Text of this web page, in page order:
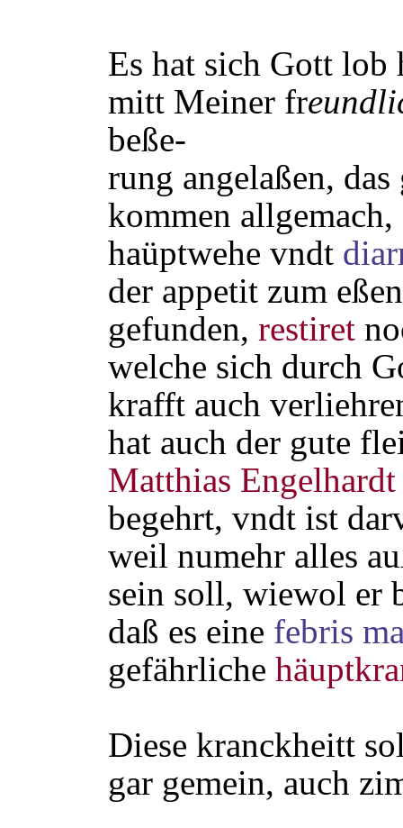
Es hat sich Gott lob
mitt Meiner fr
beße-
rung angelaßen,
kommen
haüptwehe vndt
der appetit zum
gefunden, restiret
welche sich durch
krafft auch
hat auch der gute
Matthias Engelhardt
begehrt, vndt ist
weil numehr alles
sein soll, wiewol er
daß es eine febris
gefährliche
Diese kranckheitt
gar gemein, auch